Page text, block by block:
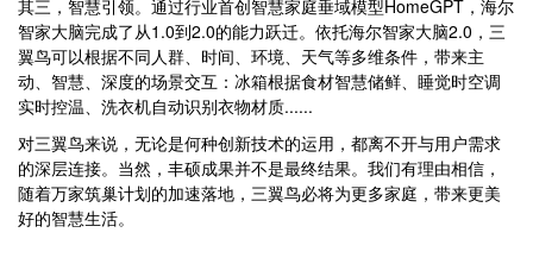
其三，智慧引领。通过行业首创智慧家庭垂域模型HomeGPT，海尔
智家大脑完成了从1.0到2.0的能力跃迁。依托海尔智家大脑2.0，三
翼鸟可以根据不同人群、时间、环境、天气等多维条件，带来主
动、智慧、深度的场景交互：冰箱根据食材智慧储鲜、睡觉时空调
实时控温、洗衣机自动识别衣物材质......
对三翼鸟来说，无论是何种创新技术的运用，都离不开与用户需求
的深层连接。当然，丰硕成果并不是最终结果。我们有理由相信，
随着万家筑巢计划的加速落地，三翼鸟必将为更多家庭，带来更美
好的智慧生活。